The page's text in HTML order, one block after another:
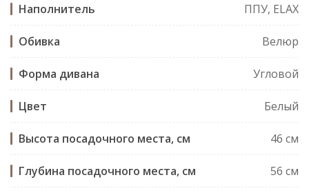
Наполнитель ППУ, ELAX
Обивка Велюр
Форма дивана Угловой
Цвет Белый
Высота посадочного места, см 46 см
Глубина посадочного места, см 56 см